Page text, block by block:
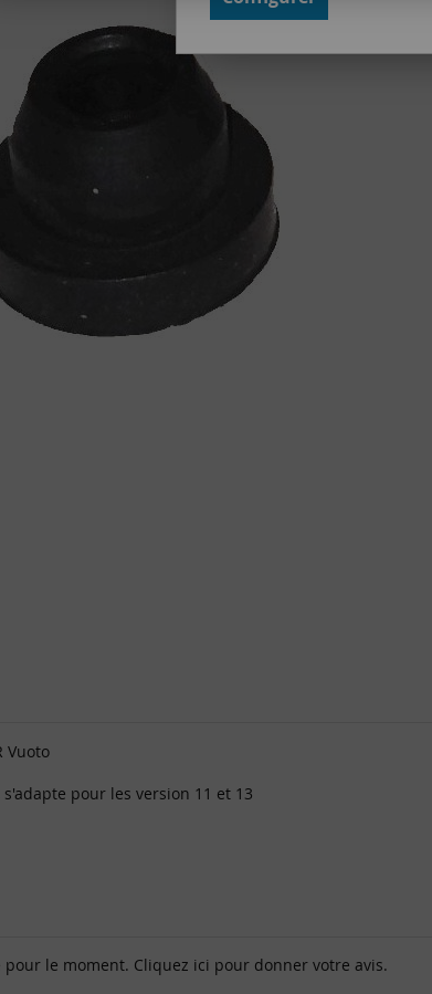
Vuoto
pour les version 11 et 13
pour le moment. Cliquez ici pour donner votre avis.